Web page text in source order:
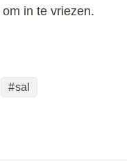
in te vriezen.
sal